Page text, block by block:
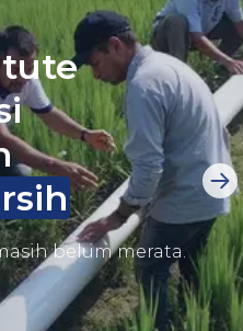
belum merata.